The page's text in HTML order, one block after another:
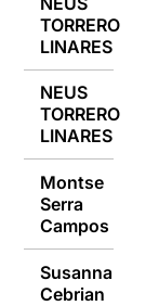
TORRERO
LINARES
NEUS
TORRERO
LINARES
Montse
Serra
Campos
Susanna
Cebrian